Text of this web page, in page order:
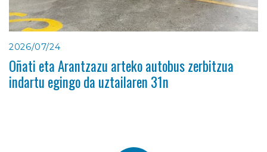
2026/07/24
Oñati eta Arantzazu arteko autobus zerbitzua
indartu egingo da uztailaren 31n